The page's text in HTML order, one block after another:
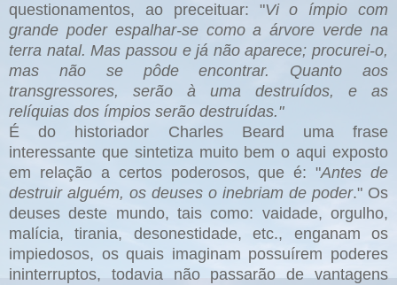
questionamentos, ao preceituar: "Vi o ímpio com
grande poder espalhar-se como a árvore verde na
terra natal. Mas passou e já não aparece; procurei-o,
mas não se pôde encontrar. Quanto aos
transgressores, serão à uma destruídos, e as
relíquias dos ímpios serão destruídas."
É do
historiador Charles Beard uma frase
interessante que sintetiza muito bem o aqui exposto
em relação a certos poderosos, que é: "Antes de
destruir alguém, os deuses o inebriam de poder." Os
deuses deste mundo, tais como: vaidade, orgulho,
malícia, tirania, desonestidade, etc., enganam os
impiedosos, os quais imaginam possuírem poderes
ininterruptos, todavia não passarão de vantagens